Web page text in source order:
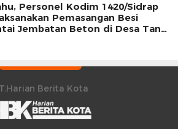
Personel Kodim 1420/Sidrap
Pemasangan Besi
Jembatan Beton di Desa Tana
Berita Kota